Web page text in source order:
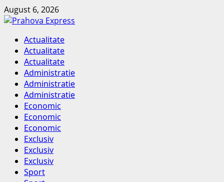
Skip
to
August 6, 2026
Primary
Menu
Actualitate
Actualitate
Actualitate
Administratie
Administratie
Administratie
Economic
Economic
Economic
Exclusiv
Exclusiv
Exclusiv
Sport